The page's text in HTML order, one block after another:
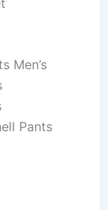
Men’s
Pants